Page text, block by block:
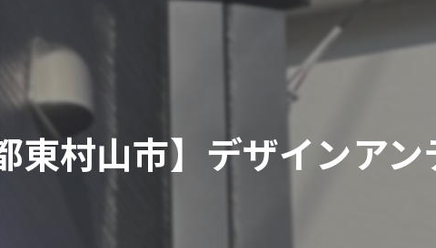
東村山市】デザインア